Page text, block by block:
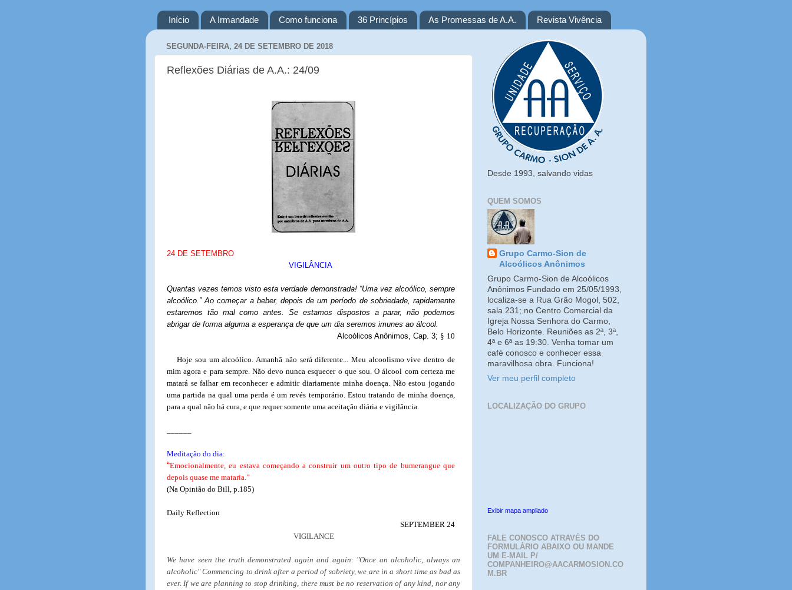
Início A Irmandade Como funciona 36 Princípios As Promessas de A.A. Revista Vivência
SEGUNDA-FEIRA, 24 DE SETEMBRO DE 2018
Reflexões Diárias de A.A.: 24/09
24 DE SETEMBRO
VIGILÂNCIA
Quantas vezes temos visto esta verdade demonstrada! “Uma vez alcoólico, sempre
alcoólico.” Ao começar a beber, depois de um período de sobriedade, rapidamente
estaremos tão mal como antes. Se estamos dispostos a parar, não podemos
abrigar de forma alguma a esperança de que um dia seremos imunes ao álcool.
Alcoólicos Anônimos, Cap. 3; § 10
Hoje sou um alcoólico. Amanhã não será diferente... Meu alcoolismo vive dentro de
mim agora e para sempre. Não devo nunca esquecer o que sou. O álcool com certeza me
matará se falhar em reconhecer e admitir diariamente minha doença. Não estou jogando
uma partida na qual uma perda é um revés temporário. Estou tratando de minha doença,
para a qual não há cura, e que requer somente uma aceitação diária e vigilância.
Meditação do dia:
“Emocionalmente, eu estava começando a construir um outro tipo de bumerangue que
depois quase me mataria.”
(Na Opinião do Bill, p.185)
Daily Reflection
SEPTEMBER 24
VIGILANCE
We have seen the truth demonstrated again and again: "Once an alcoholic, always an
alcoholic" Commencing to drink after a period of sobriety, we are in a short time as bad as
ever. If we are planning to stop drinking, there must be no reservation of any kind, nor any
Desde 1993, salvando vidas
QUEM SOMOS
Grupo Carmo-Sion de
Alcoólicos Anônimos
Grupo Carmo-Sion de Alcoólicos
Anônimos Fundado em 25/05/1993,
localiza-se a Rua Grão Mogol, 502,
sala 231; no Centro Comercial da
Igreja Nossa Senhora do Carmo,
Belo Horizonte. Reuniões as 2ª, 3ª,
4ª e 6ª as 19:30. Venha tomar um
café conosco e conhecer essa
maravilhosa obra. Funciona!
Ver meu perfil completo
LOCALIZAÇÃO DO GRUPO
Exibir mapa ampliado
FALE CONOSCO ATRAVÉS DO
FORMULÁRIO ABAIXO OU MANDE
UM E-MAIL P/
COMPANHEIRO@AACARMOSION.CO
M.BR